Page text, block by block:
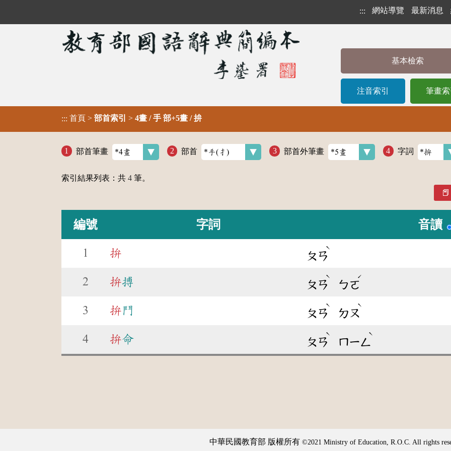
::: 網站導覽 最新消息
基本檢索
注音索引 筆畫索
::: 首頁 > 部首索引 > 4畫 / 手 部+5畫 / 拚
部首筆畫 部首 部首外筆畫 字詞
索引結果列表：共 4 筆。
編號 字詞 音讀
1 拚 ㄆㄢ
ˋ
2 拚搏 ㄆㄢ
ˋ
ㄅㄛ
ˊ
3 拚鬥 ㄆㄢ
ˋ
ㄉㄡ
ˋ
4 拚命 ㄆㄢ
ˋ
ㄇㄧㄥ
ˋ
中華民國教育部 版權所有 ©2021 Ministry of Education, R.O.C. All rights